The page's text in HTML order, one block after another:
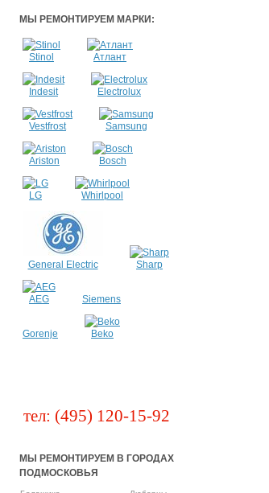
МЫ РЕМОНТИРУЕМ МАРКИ:
Stinol Атлант
Indesit Electrolux
Vestfrost Samsung
Ariston Bosch
LG Whirlpool
General Electric Sharp
AEG Siemens
Gorenje Beko
тел: (495) 120-15-92
МЫ РЕМОНТИРУЕМ В ГОРОДАХ
ПОДМОСКОВЬЯ